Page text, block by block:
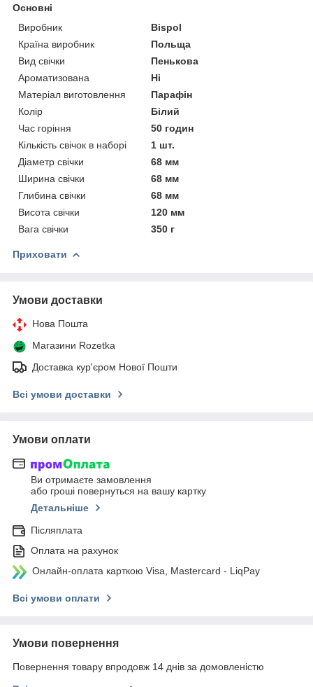
Основні
Виробник
Bispol
Країна виробник
Польща
Вид свічки
Пенькова
Ароматизована
Ні
Матеріал виготовлення
Парафін
Колір
Білий
Час горіння
50 годин
Кількість свічок в наборі
1 шт.
Діаметр свічки
68 мм
Ширина свічки
68 мм
Глибина свічки
68 мм
Висота свічки
120 мм
Вага свічки
350 г
Приховати
Умови доставки
Нова Пошта
Магазини Rozetka
Доставка кур'єром Нової Пошти
Всі умови доставки
Умови оплати
Ви отримаєте замовлення
або гроші повернуться на вашу картку
Детальніше
Післяплата
Оплата на рахунок
Онлайн-оплата карткою Visa, Mastercard - LiqPay
Всі умови оплати
Умови повернення
Повернення товару впродовж 14 днів за домовленістю